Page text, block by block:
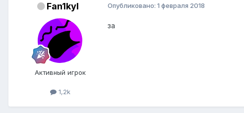
Fan1kyl
Активный игрок
1,2k
Опубликовано: 1 февраля 2018
за